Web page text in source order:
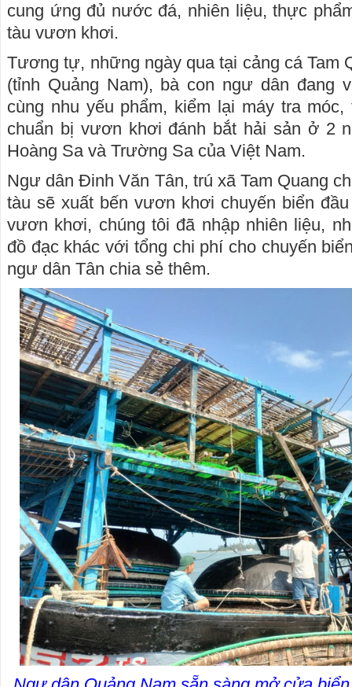
cung ứng đủ nước đá, nhiên liệu, thực
tàu vươn khơi.
Tương tự, những ngày qua tại cảng cá Tam
(tỉnh Quảng Nam), bà con ngư dân đang
cùng nhu yếu phẩm, kiểm lại máy tra
chuẩn bị vươn khơi đánh bắt hải sản ở 2
Hoàng Sa và Trường Sa của Việt Nam.
Ngư dân Đinh Văn Tân, trú xã Tam Quang
tàu sẽ xuất bến vươn khơi chuyến biển
vươn khơi, chúng tôi đã nhập nhiên liệu,
đồ đạc khác với tổng chi phí cho chuyến
ngư dân Tân chia sẻ thêm.